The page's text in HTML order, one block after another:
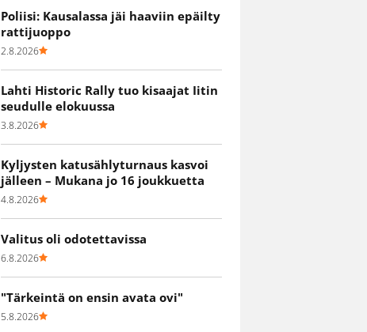
Poliisi: Kausalassa jäi haaviin epäilty
rattijuoppo
2.8.2026
Lahti Historic Rally tuo kisaajat Iitin
seudulle elokuussa
3.8.2026
Kyljysten katusählyturnaus kasvoi
jälleen – Mukana jo 16 joukkuetta
4.8.2026
Valitus oli odotettavissa
6.8.2026
"Tärkeintä on ensin avata ovi"
5.8.2026